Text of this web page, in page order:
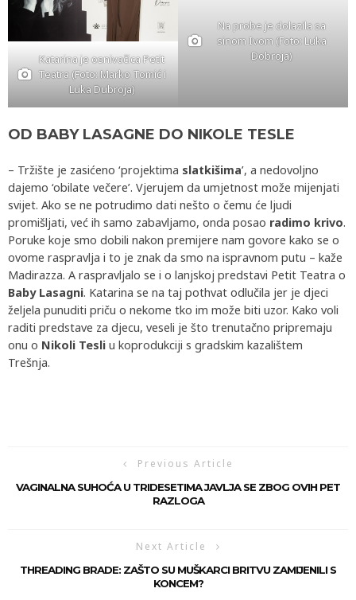
Katarina je osnivačica Petit
Teatra (Foto: Marko Tomić i
Luka Dubroja)
Na probe je dolazila sa
sinom Ivom (Foto: Luka
Dobroja)
OD BABY LASAGNE DO NIKOLE TESLE
– Tržište je zasićeno ‘projektima slatkišima’, a nedovoljno
dajemo ‘obilate večere’. Vjerujem da umjetnost može mijenjati
svijet. Ako se ne potrudimo dati nešto o čemu će ljudi
promišljati, već ih samo zabavljamo, onda posao radimo krivo.
Poruke koje smo dobili nakon premijere nam govore kako se o
ovome raspravlja i to je znak da smo na ispravnom putu – kaže
Madirazza. A raspravljalo se i o lanjskoj predstavi Petit Teatra o
Baby Lasagni. Katarina se na taj pothvat odlučila jer je djeci
željela punuditi priču o nekome tko im može biti uzor. Kako voli
raditi predstave za djecu, veseli je što trenutačno pripremaju
onu o Nikoli Tesli u koprodukciji s gradskim kazalištem
Trešnja.
Previous Article
VAGINALNA SUHOĆA U TRIDESETIMA JAVLJA SE ZBOG OVIH PET
RAZLOGA
Next Article
THREADING BRADE: ZAŠTO SU MUŠKARCI BRITVU ZAMIJENILI S
KONCEM?